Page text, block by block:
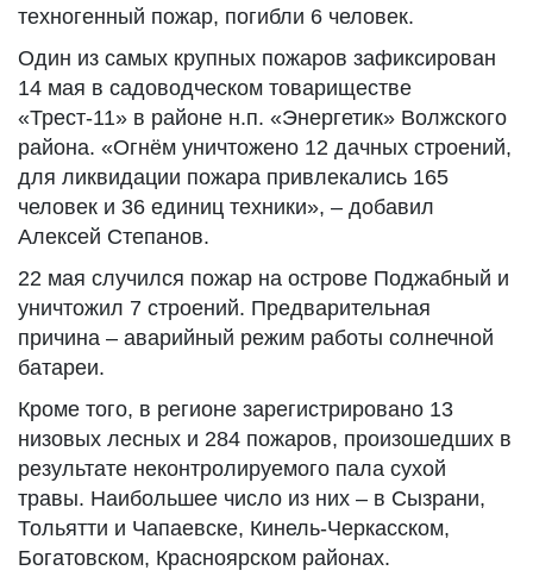
техногенный пожар, погибли 6 человек.
Один из самых крупных пожаров зафиксирован
14 мая в садоводческом товариществе
«Трест-11» в районе н.п. «Энергетик» Волжского
района. «Огнём уничтожено 12 дачных строений,
для ликвидации пожара привлекались 165
человек и 36 единиц техники», – добавил
Алексей Степанов.
22 мая случился пожар на острове Поджабный и
уничтожил 7 строений. Предварительная
причина – аварийный режим работы солнечной
батареи.
Кроме того, в регионе зарегистрировано 13
низовых лесных и 284 пожаров, произошедших в
результате неконтролируемого пала сухой
травы. Наибольшее число из них – в Сызрани,
Тольятти и Чапаевске, Кинель-Черкасском,
Богатовском, Красноярском районах.